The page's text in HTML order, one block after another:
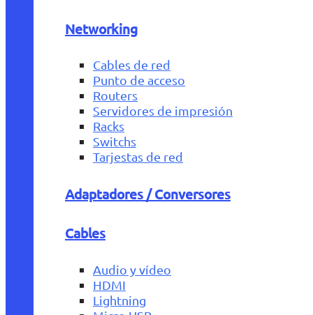
Networking
Cables de red
Punto de acceso
Routers
Servidores de impresión
Racks
Switchs
Tarjestas de red
Adaptadores / Conversores
Cables
Audio y vídeo
HDMI
Lightning